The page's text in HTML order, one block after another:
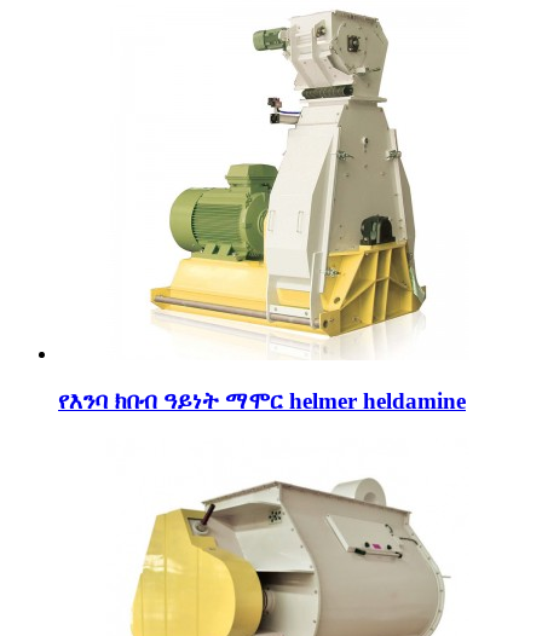
የእንባ ክበብ ዓይነት ማሞር helmer heldamine